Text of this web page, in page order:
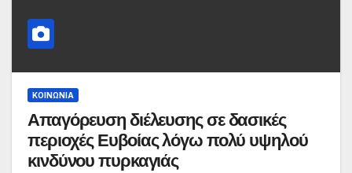
ΚΟΙΝΩΝΙΑ
Απαγόρευση διέλευσης σε δασικές
περιοχές Ευβοίας λόγω πολύ υψηλού
κινδύνου πυρκαγιάς